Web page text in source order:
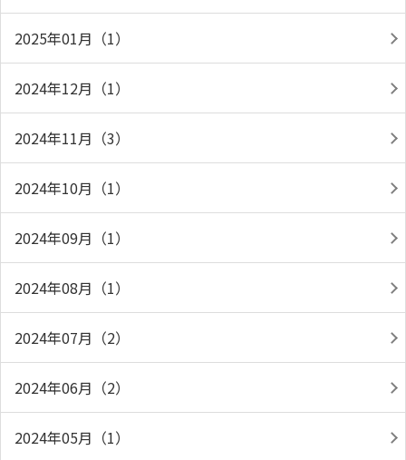
2025年01月（1）
2024年12月（1）
2024年11月（3）
2024年10月（1）
2024年09月（1）
2024年08月（1）
2024年07月（2）
2024年06月（2）
2024年05月（1）